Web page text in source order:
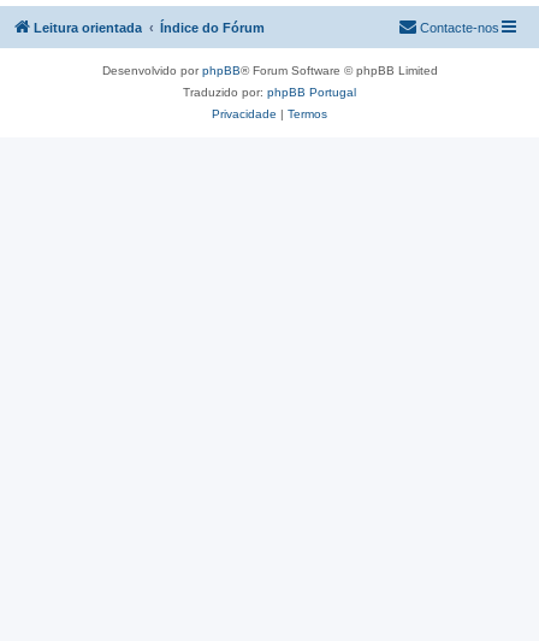
Leitura orientada Índice do Fórum Contacte-nos
Desenvolvido porphpBB® Forum Software © phpBB Limited
Traduzido por: phpBB Portugal
Privacidade | Termos